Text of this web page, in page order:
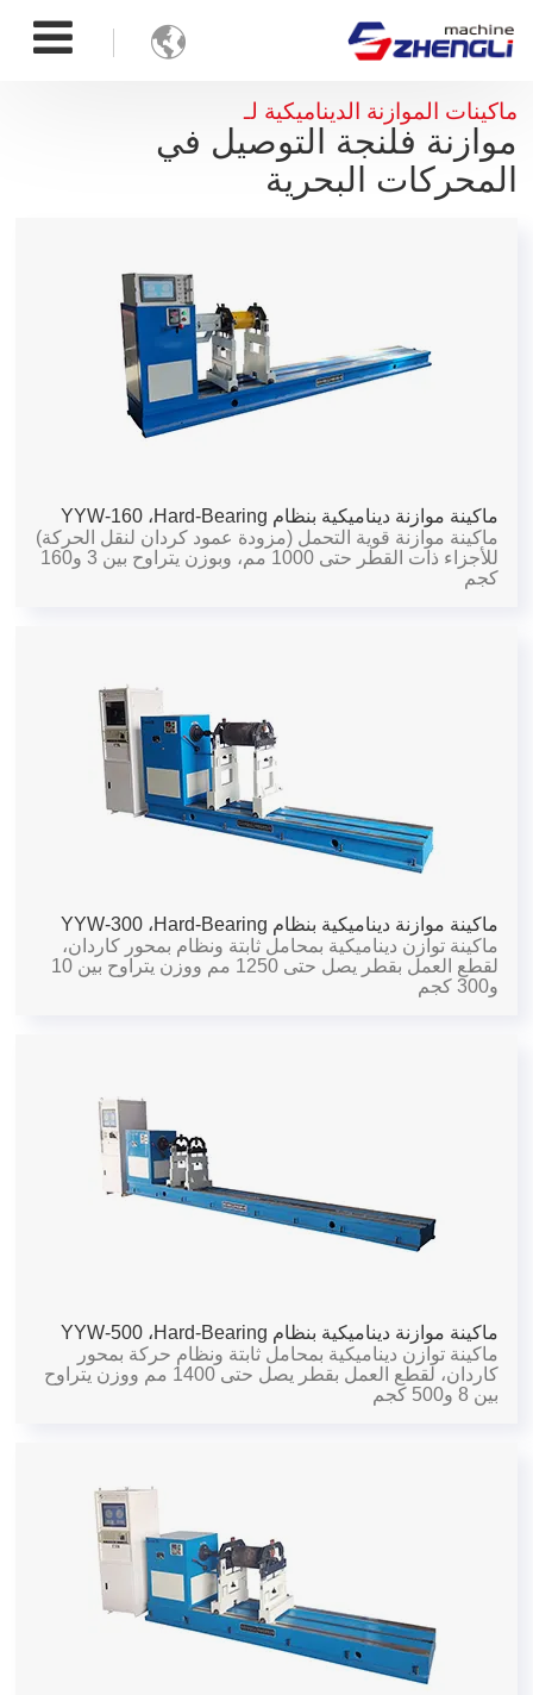

ماكينات الموازنة الديناميكية لـ
موازنة فلنجة التوصيل في
المحركات البحرية
ماكينة موازنة ديناميكية بنظام Hard-Bearing،
YYW-160
ماكينة موازنة قوية التحمل (مزودة عمود كردان لنقل الحركة)
للأجزاء ذات القطر حتى 1000 مم، وبوزن يتراوح بين 3 و160
كجم
ماكينة موازنة ديناميكية بنظام Hard-Bearing،
YYW-300
ماكينة توازن ديناميكية بمحامل ثابتة ونظام بمحور كاردان،
لقطع العمل بقطر يصل حتى 1250 مم ووزن يتراوح بين 10
و300 كجم
ماكينة موازنة ديناميكية بنظام Hard-Bearing،
YYW-500
ماكينة توازن ديناميكية بمحامل ثابتة ونظام حركة بمحور
كاردان، لقطع العمل بقطر يصل حتى 1400 مم ووزن يتراوح
بين 8 و500 كجم